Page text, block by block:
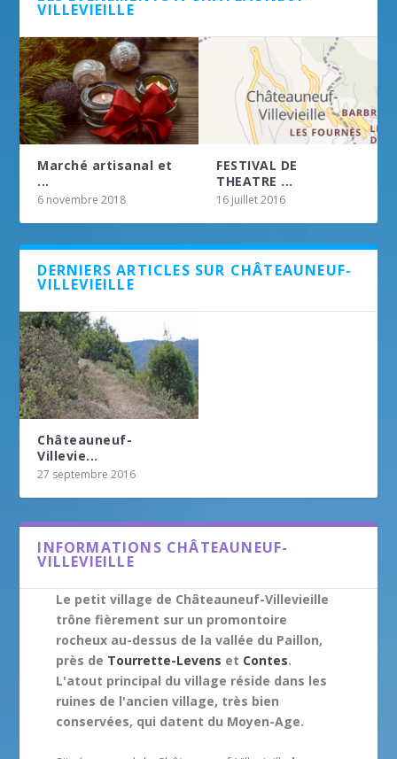
VILLEVIEILLE
Marché artisanal et
...
6 novembre 2018
FESTIVAL DE
THEATRE ...
16 juillet 2016
DERNIERS ARTICLES SUR CHÂTEAUNEUF-
VILLEVIEILLE
Châteauneuf-
Villevie...
27 septembre 2016
INFORMATIONS CHÂTEAUNEUF-
VILLEVIEILLE
Le petit village de Châteauneuf-Villevieille
trône fièrement sur un promontoire
rocheux au-dessus de la vallée du Paillon,
près de Tourrette-Levens et Contes.
L'atout principal du village réside dans les
ruines de l'ancien village, très bien
conservées, qui datent du Moyen-Age.